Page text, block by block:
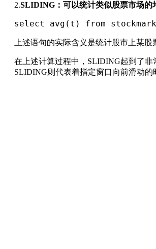
2.SLIDING：可以统计类似股票市场的
select avg(t) from
上述语句的实际含义是统计股市上某
在上述计算过程中，SLIDING起到了非
SLIDING则代表着指定窗口向前滑动的